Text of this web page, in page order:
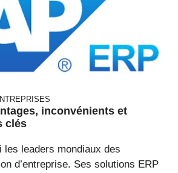
inconvénients et
clés
les leaders mondiaux des
d’entreprise. Ses solutions ERP